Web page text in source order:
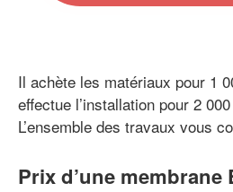
Il achète les matériaux pour 1
effectue l’installation pour 2
L’ensemble des travaux vous
Prix d’une membrane